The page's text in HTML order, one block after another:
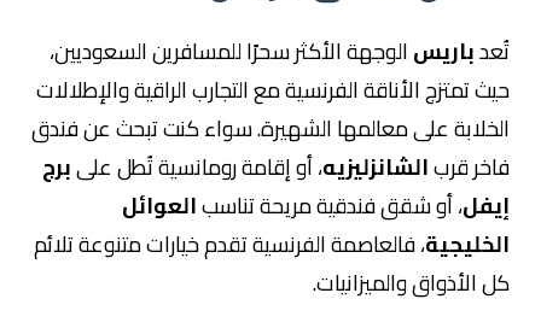
تُعدباريسالوجهة الأكثر سحرًا للمسافرين السعوديين،
حيث تمتزج الأناقة الفرنسية مع التجارب الراقية والإطلالات
الخلابة على معالمها الشهيرة. سواء كنت تبحث عن فندق
فاخر قربالشانزليزيه، أو إقامة رومانسية تُطل علىبرج
إيفل، أو شقق فندقية مريحة تناسبالعوائل
الخليجية، فالعاصمة الفرنسية تقدم خيارات متنوعة تلائم
كل الأذواق والميزانيات.